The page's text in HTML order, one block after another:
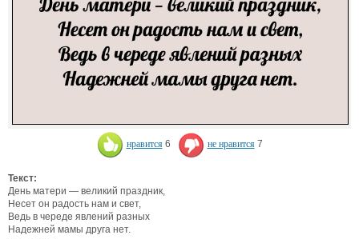
нравится 6 не нравится 7
Текст:
День матери — великий праздник,
Несет он радость нам и свет,
Ведь в череде явлений разных
Надежней мамы друга нет.